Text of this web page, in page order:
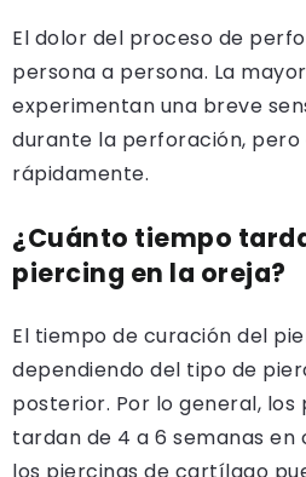
El dolor del proceso de
persona a persona. La
experimentan una breve
durante la perforación,
rápidamente.
¿Cuánto tiempo
piercing en la oreja?
El tiempo de curación del
dependiendo del tipo de
posterior. Por lo general, los
tardan de 4 a 6 semanas en
los piercings de cartílago